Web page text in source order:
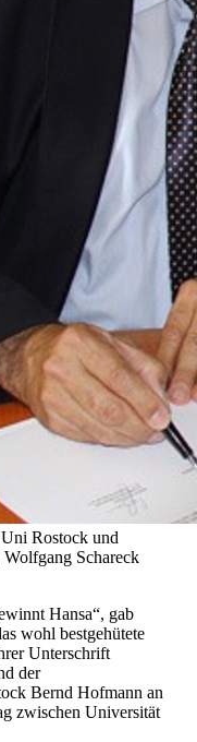
Rostock und
Schareck
Hansa“, gab
wohl bestgehütete
Unterschrift
der
Bernd Hofmann an
zwischen Universität